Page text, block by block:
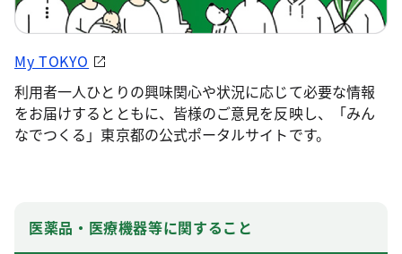
My TOKYO
利用者一人ひとりの興味関心や状況に応じて必要な情報
をお届けするとともに、皆様のご意見を反映し、「みん
なでつくる」東京都の公式ポータルサイトです。
医薬品・医療機器等に関すること